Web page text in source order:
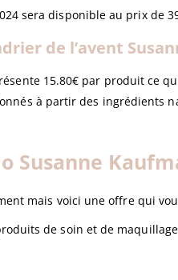
sera disponible au prix de
de l’avent
15.80€ par produit ce
à partir des ingrédients
Susanne
mais voici une offre qui
de soin et de maquillage